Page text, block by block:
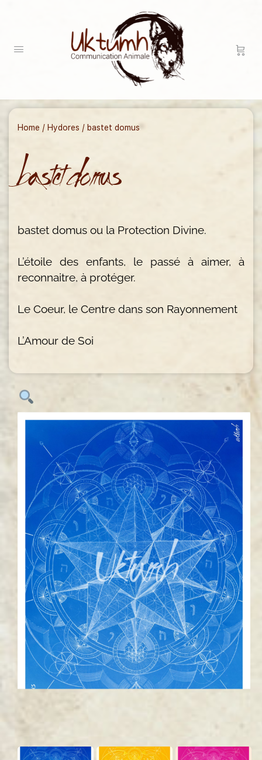
Home / Hydores / bastet domus
bastet domus
bastet domus ou la Protection Divine.
L’étoile des enfants, le passé à aimer, à
reconnaitre, à protéger.
Le Coeur, le Centre dans son Rayonnement
L’Amour de Soi